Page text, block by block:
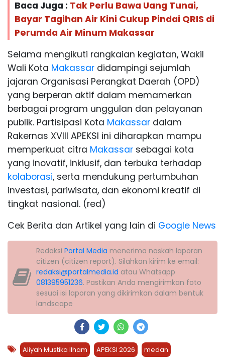
Baca Juga : Tak Perlu Bawa Uang Tunai,
Bayar Tagihan Air Kini Cukup Pindai QRIS di
Perumda Air Minum Makassar
Selama mengikuti rangkaian kegiatan, Wakil
Wali Kota Makassar didampingi sejumlah
jajaran Organisasi Perangkat Daerah (OPD)
yang berperan aktif dalam memamerkan
berbagai program unggulan dan pelayanan
publik. Partisipasi Kota Makassar dalam
Rakernas XVIII APEKSI ini diharapkan mampu
memperkuat citra Makassar sebagai kota
yang inovatif, inklusif, dan terbuka terhadap
kolaborasi, serta mendukung pertumbuhan
investasi, pariwisata, dan ekonomi kreatif di
tingkat nasional. (red)
Cek Berita dan Artikel yang lain di Google News
Redaksi Portal Media menerima naskah laporan
citizen (citizen report). Silahkan kirim ke email:
redaksi@portalmedia.id atau Whatsapp
081395951236. Pastikan Anda mengirimkan foto
sesuai isi laporan yang dikirimkan dalam bentuk
landscape
Aliyah Mustika Ilham APEKSI 2026 medan